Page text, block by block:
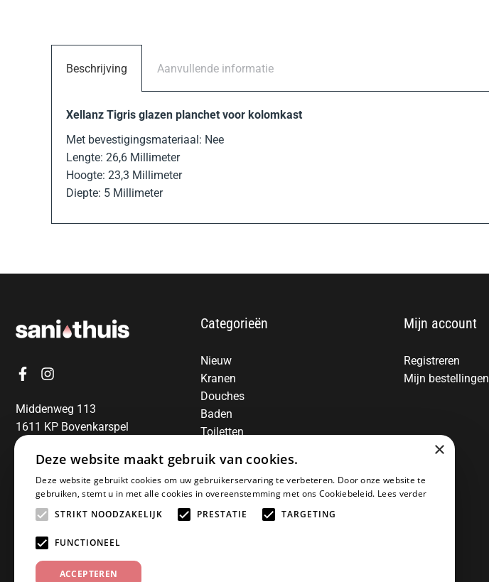
Beschrijving Aanvullende informatie
Xellanz Tigris glazen planchet voor kolomkast
Met bevestigingsmateriaal: Nee
Lengte: 26,6 Millimeter
Hoogte: 23,3 Millimeter
Diepte: 5 Millimeter
Middenweg 113
1611 KP Bovenkarspel
06-13850797
Categorieën
Nieuw
Kranen
Douches
Baden
Toiletten
Spiegels
Wastafels
Badkamermeubelen
Accessoires
Mijn account
Registreren
Mijn bestellingen
×
Deze website maakt gebruik van cookies.
Deze website gebruikt cookies om uw gebruikerservaring te verbeteren. Door onze website te
gebruiken, stemt u in met alle cookies in overeenstemming met ons Cookiebeleid. Lees verder
STRIKT NOODZAKELIJK
PRESTATIE TARGETING
FUNCTIONEEL
ACCEPTEREN